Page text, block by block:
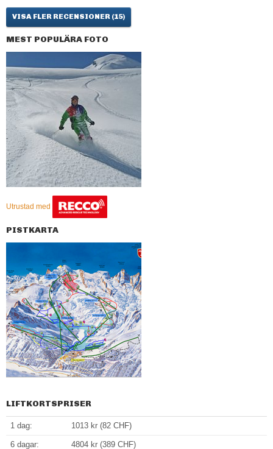
VISA FLER RECENSIONER (15)
MEST POPULÄRA FOTO
Utrustad med
PISTKARTA
LIFTKORTSPRISER
1 dag: 1013 kr (82 CHF)
6 dagar: 4804 kr (389 CHF)